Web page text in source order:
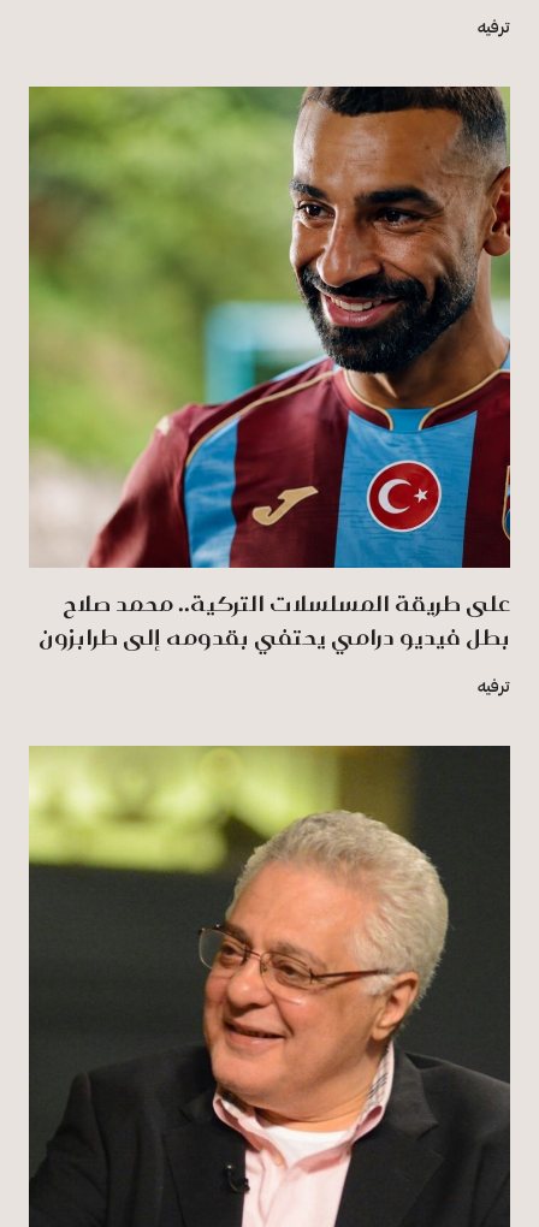
ترفيه
على طريقة المسلسلات التركية.. محمد صلاح
بطل فيديو درامي يحتفي بقدومه إلى طرابزون
ترفيه